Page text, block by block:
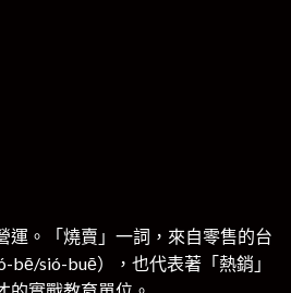
運。「燒賣」一詞，來自零售的台
bē/sió-buē），也代表著「熱銷」